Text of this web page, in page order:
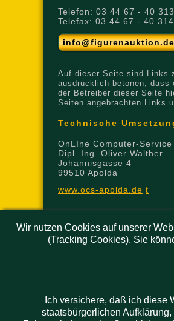
Telefon: 03 44 67 - 40 313
Telefax: 03 44 67 - 40 314
info@figurenauktion.de
Auf dieser Seite sind Links
ausdrücklich betonen,
der Betreiber dieser Seite
Seiten angebrachten Links
Technische
OnLIne Computer-Service
Dipl. Ing. Oliver Walther
Johannisgasse 4
99510 Apolda
www.ocs-apolda.de t
Wir nutzen Cookies auf unserer
(Tracking Cookies). Sie
Ich versichere, daß ich diese
staatsbürgerlichen